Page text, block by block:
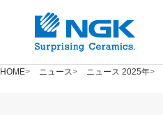
HOME ニュース ニュース 2025年